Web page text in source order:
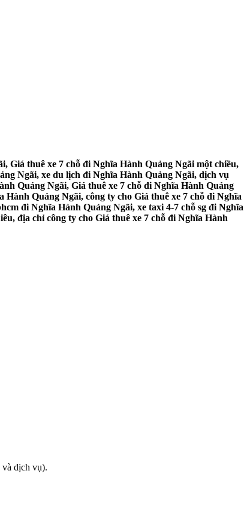
Giá thuê xe 7 chỗ đi Nghĩa Hành Quảng Ngãi một chiều,
Ngãi, xe du lịch đi Nghĩa Hành Quảng Ngãi, dịch vụ
Quảng Ngãi, Giá thuê xe 7 chỗ đi Nghĩa Hành Quảng
Quảng Ngãi, công ty cho Giá thuê xe 7 chỗ đi Nghĩa
đi Nghĩa Hành Quảng Ngãi, xe taxi 4-7 chỗ sg đi Nghĩa
địa chỉ công ty cho Giá thuê xe 7 chỗ đi Nghĩa Hành
và dịch vụ).